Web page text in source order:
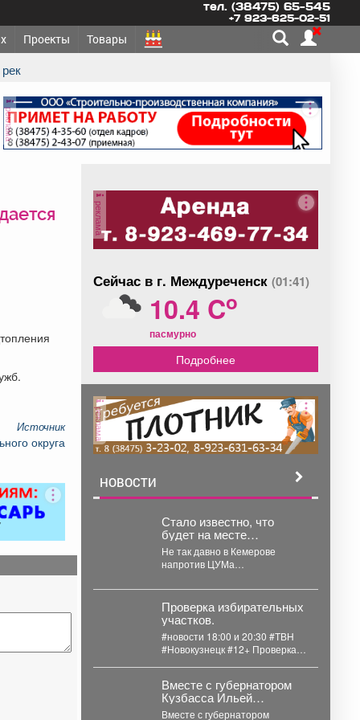
тел. (38475) 65-545
+7 923-625-02-51
Проекты Товары
реклама
Источник
округа
реклама
Сейчас в г. Междуреченск (01:41)
10.4 Co
пасмурно
Подробнее
реклама
НОВОСТИ
Стало известно, что
будет на месте
уничтоженного
"Подорожника" в центре
Кемерова
Не так давно в Кемерове
напротив ЦУМа
павильон, и теперь стало
известно, что...
Проверка избирательных
участков.
#новости 18:00 и 20:30 #ТВН
#Новокузнецк #12+ Проверка
межведомственной комиссии...
Вместе с губернатором
Кузбасса Ильей
Владимировичем
Вместе с губернатором